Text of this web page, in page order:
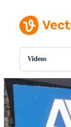
Videos
Alle Bilder
Fotos
PSDs
SVGs
Vorlagen